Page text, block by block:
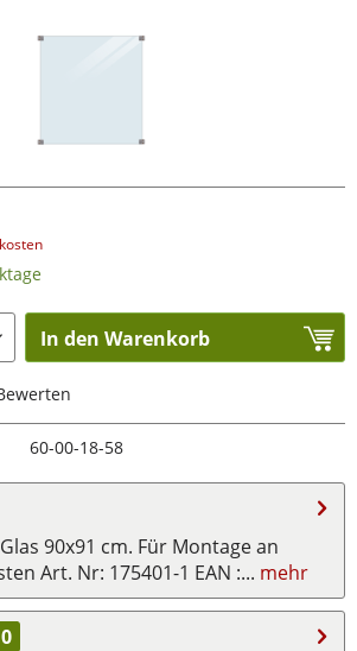
In den Warenkorb
60-00-18-58
90x91 cm. Für Montage an
Art. Nr: 175401-1 EAN :... mehr
0